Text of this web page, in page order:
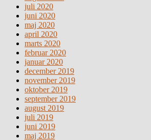
juli 2020
juni 2020
maj 2020
april 2020
marts 2020
februar 2020
januar 2020
december 2019
november 2019
oktober 2019
september 2019
august 2019
juli 2019
juni 2019
maj 2019